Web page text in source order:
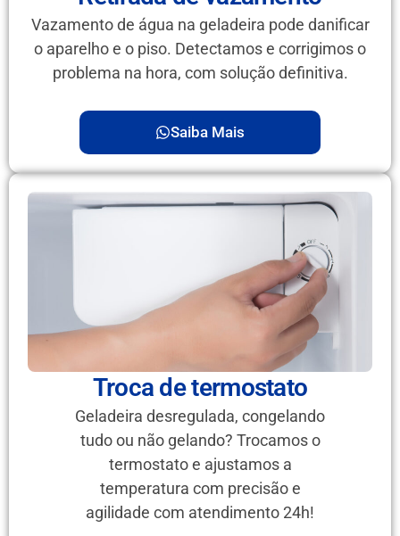
Vazamento de água na geladeira pode danificar
o aparelho e o piso. Detectamos e corrigimos o
problema na hora, com solução definitiva.
Saiba Mais
Troca de termostato
Geladeira desregulada, congelando
tudo ou não gelando? Trocamos o
termostato e ajustamos a
temperatura com precisão e
agilidade com atendimento 24h!